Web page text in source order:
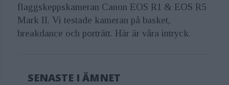
flaggskeppskameran Canon EOS R1 & EOS R5
Mark II. Vi testade kameran på basket,
breakdance och porträtt. Här är våra intryck.
SENASTE I ÄMNET